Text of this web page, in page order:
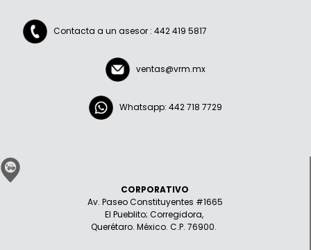
Contacta a un asesor : 442 419 5817
ventas@vrm.mx
Whatsapp: 442 718 7729
CORPORATIVO
Av. Paseo Constituyentes #1665
El Pueblito; Corregidora,
Querétaro. México. C.P. 76900.